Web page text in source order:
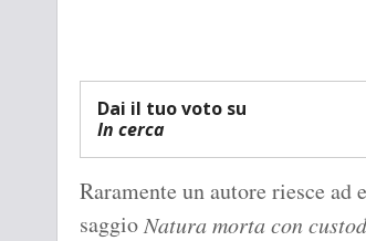
Dai il tuo voto su
In cerca
Raramente un autore riesce
saggioNatura morta con